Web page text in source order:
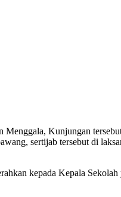
Kunjungan
sertijab tersebut di
kepada Kepala